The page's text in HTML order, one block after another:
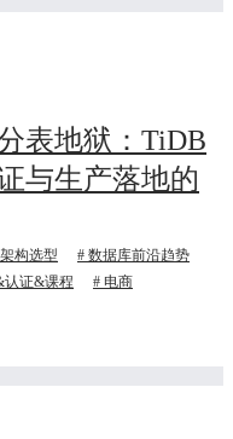
表地狱：TiDB
与生产落地的
构选型
数据库前沿趋势
认证&课程 电商